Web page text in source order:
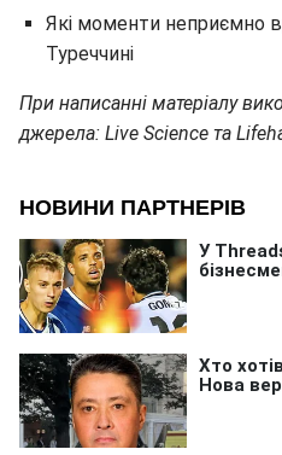
Які моменти неприємно
Туреччині
При написанні матеріалу
джерела: Live Science та